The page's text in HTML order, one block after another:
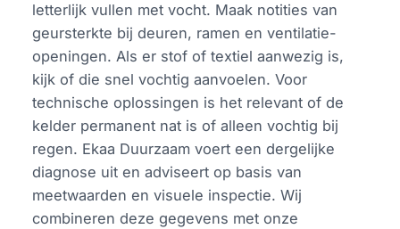
letterlijk vullen met vocht. Maak notities van
geursterkte bij deuren, ramen en ventilatie-
openingen. Als er stof of textiel aanwezig is,
kijk of die snel vochtig aanvoelen. Voor
technische oplossingen is het relevant of de
kelder permanent nat is of alleen vochtig bij
regen. Ekaa Duurzaam voert een dergelijke
diagnose uit en adviseert op basis van
meetwaarden en visuele inspectie. Wij
combineren deze gegevens met onze